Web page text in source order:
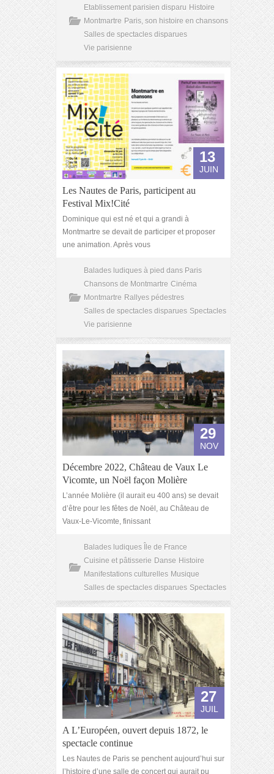
Etablissement parisien disparu Histoire
Montmartre Paris, son histoire en chansons
Salles de spectacles disparues
Vie parisienne
13
JUIN
Les Nautes de Paris, participent au
Festival Mix!Cité
Dominique qui est né et qui a grandi à
Montmartre se devait de participer et proposer
une animation. Après vous
Balades ludiques à pied dans Paris
Chansons de Montmartre Cinéma
Montmartre Rallyes pédestres
Salles de spectacles disparues Spectacles
Vie parisienne
29
NOV
Décembre 2022, Château de Vaux Le
Vicomte, un Noël façon Molière
L’année Molière (il aurait eu 400 ans) se devait
d’être pour les fêtes de Noël, au Château de
Vaux-Le-Vicomte, finissant
Balades ludiques Île de France
Cuisine et pâtisserie Danse Histoire
Manifestations culturelles Musique
Salles de spectacles disparues Spectacles
27
JUIL
A L’Européen, ouvert depuis 1872, le
spectacle continue
Les Nautes de Paris se penchent aujourd’hui sur
l’histoire d’une salle de concert qui aurait pu